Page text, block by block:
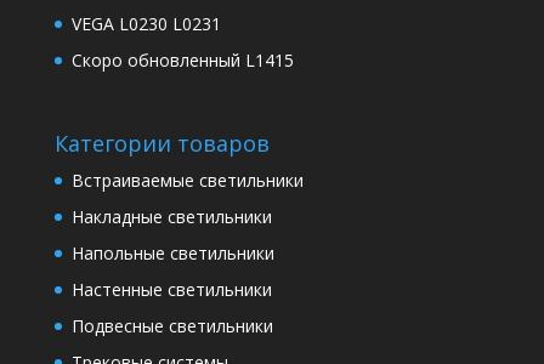
VEGA L0230 L0231
Скоро обновленный L1415
Категории товаров
Встраиваемые светильники
Накладные светильники
Напольные светильники
Настенные светильники
Подвесные светильники